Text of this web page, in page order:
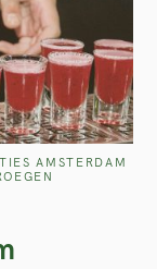
AMSTERDAM